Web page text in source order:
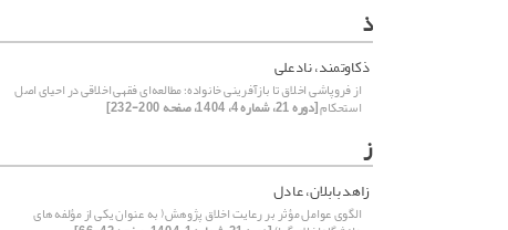
ذ
ذکاوتمند، نادعلی
از فروپاشی اخلاق تا بازآفرینی خانواده؛ مطالعه‌ای فقهی اخلاقی در احیای اصل
استحکام[دوره 21، شماره 4، 1404، صفحه 200-232]
ز
زاهد بابلان، عادل
الگوی عوامل مؤثر بر رعایت اخلاق پژوهش( به عنوان یکی از مؤلفه های